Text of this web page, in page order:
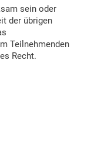
sein oder
der übrigen
Teilnehmenden
Recht.